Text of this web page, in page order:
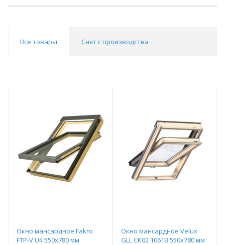
Все товары Снят с производства
Окно мансардное Fakro
FTP-V U4 550x780 мм
Окно мансардное Velux
GLL CK02 1061B 550x780 мм